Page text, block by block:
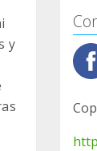
y